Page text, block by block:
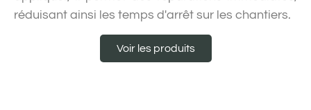
réduisant ainsi les temps d'arrêt sur les chantiers.
Voir les produits